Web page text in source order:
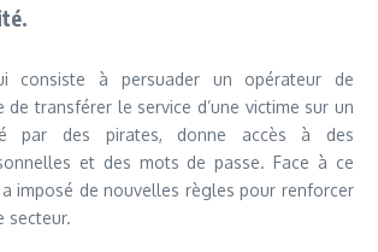
consiste à persuader un opérateur de
transférer le service d’une victime sur un
par des pirates, donne accès à des
et des mots de passe. Face à ce
a imposé de nouvelles règles pour renforcer
secteur.